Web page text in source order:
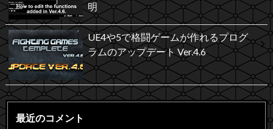
明
UE4や5で格闘ゲームが作れるプログ
ラムのアップデート Ver.4.6
最近のコメント